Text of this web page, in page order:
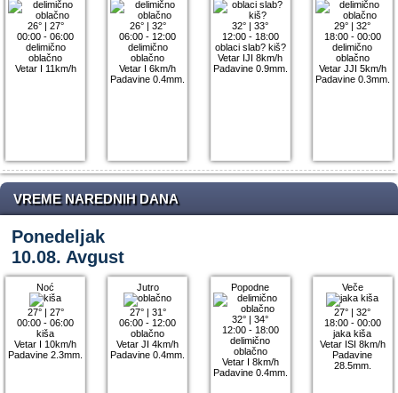
26°| 27°
00:00 - 06:00
delimično
oblačno
Vetar I 11km/h
26°| 32°
06:00 - 12:00
delimično
oblačno
Vetar I 6km/h
Padavine 0.4mm.
32° |33°
12:00 - 18:00
oblaci slab? kiš?
Vetar IJI 8km/h
Padavine 0.9mm.
29° |32°
18:00 - 00:00
delimično
oblačno
Vetar JJI 5km/h
Padavine 0.3mm.
VREME NAREDNIH DANA
Ponedeljak
10.08. Avgust
Noć
27°| 27°
00:00 - 06:00
kiša
Vetar I 10km/h
Padavine 2.3mm.
Jutro
27°| 31°
06:00 - 12:00
oblačno
Vetar JI 4km/h
Padavine 0.4mm.
Popodne
32° |34°
12:00 - 18:00
delimično
oblačno
Vetar I 8km/h
Padavine 0.4mm.
Veče
27° |32°
18:00 - 00:00
jaka kiša
Vetar ISI 8km/h
Padavine
28.5mm.